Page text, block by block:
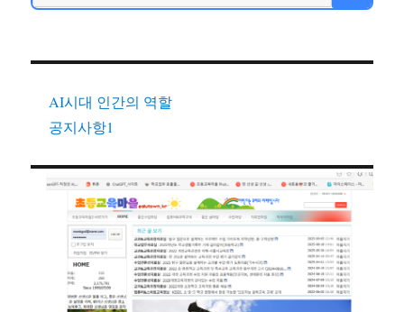
AI시대 인간의 역할
공지사항1